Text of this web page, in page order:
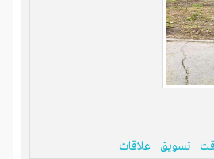
-تسويق - علاقات